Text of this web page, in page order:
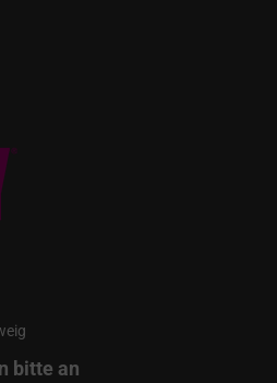
bitte an